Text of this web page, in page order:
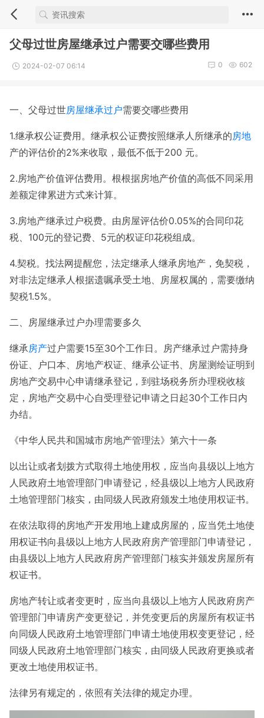
父母过世房屋继承过户需要交哪些费用
2024-02-07 06:14 602
0
一、父母过世房屋继承过户需要交哪些费用
1.继承权公证费用。继承权公证费按照继承人所继承的房地
产的评估价的2%来收取，最低不低于200 元。
2.房地产价值评估费用。根根据房地产价值的高低不同采用
差额定律累进方式来计算。
3.房地产继承过户税费。由房屋评估价0.05%的合同印花
税、100元的登记费、5元的权证印花税组成。
4.契税。找法网提醒您，法定继承人继承房地产，免契税，
对非法定继承人根据遗嘱承受土地、房屋权属的，需要缴纳
契税1.5%。
二、房屋继承过户办理需要多久
继承房产过户需要15至30个工作日。房产继承过户需持身
份证、户口本、房地产权证、继承公证书、房屋测绘证明到
房地产交易中心申请继承登记，到驻场税务所办理税收核
定，房地产交易中心自受理登记申请之日起30个工作日内
办结。
《中华人民共和国城市房地产管理法》第六十一条
以出让或者划拨方式取得土地使用权，应当向县级以上地方
人民政府土地管理部门申请登记，经县级以上地方人民政府
土地管理部门核实，由同级人民政府颁发土地使用权证书。
在依法取得的房地产开发用地上建成房屋的，应当凭土地使
用权证书向县级以上地方人民政府房产管理部门申请登记，
由县级以上地方人民政府房产管理部门核实并颁发房屋所有
权证书。
房地产转让或者变更时，应当向县级以上地方人民政府房产
管理部门申请房产变更登记，并凭变更后的房屋所有权证书
向同级人民政府土地管理部门申请土地使用权变更登记，经
同级人民政府土地管理部门核实，由同级人民政府更换或者
更改土地使用权证书。
法律另有规定的，依照有关法律的规定办理。